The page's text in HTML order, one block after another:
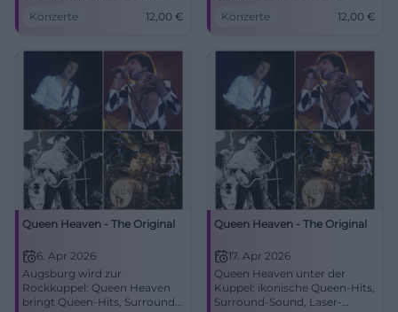
Samstag, 04.04.2026, 19:30
Emotion, großes Kino – jetzt
Tickets sichern!
#QueenHeaven
Konzerte 12,00 €
echte Gänsehautmomente im
06.04.2026, 19:30 Uhr, 12 €.
Jetzt Tickets sichern!
#QueenHeaven
Konzerte 12,00 €
Queen Heaven - The Original
6. Apr 2026
Augsburg wird zur
Rockkuppel: Queen Heaven
bringt Queen-Hits, Surround-
Queen Heaven - The Original
17. Apr 2026
Queen Heaven unter der
Kuppel: ikonische Queen-Hits,
Surround-Sound, Laser-